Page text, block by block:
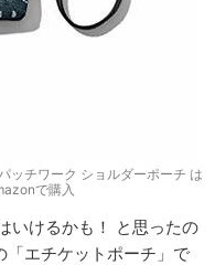
ッチワーク ショルダーポーチ は
で購入
いけるかも！ と思ったの
エチケットポーチ」で